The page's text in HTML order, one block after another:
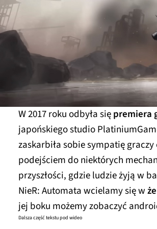
W 2017 roku odbyła siępremiera
japońskiego studio
zaskarbiła sobie sympatię
podejściem do niektórych
przyszłości, gdzie ludzie żyją w
NieR: Automata wcielamy się w
jej boku możemy zobaczyć
Dalsza część tekstu pod wideo